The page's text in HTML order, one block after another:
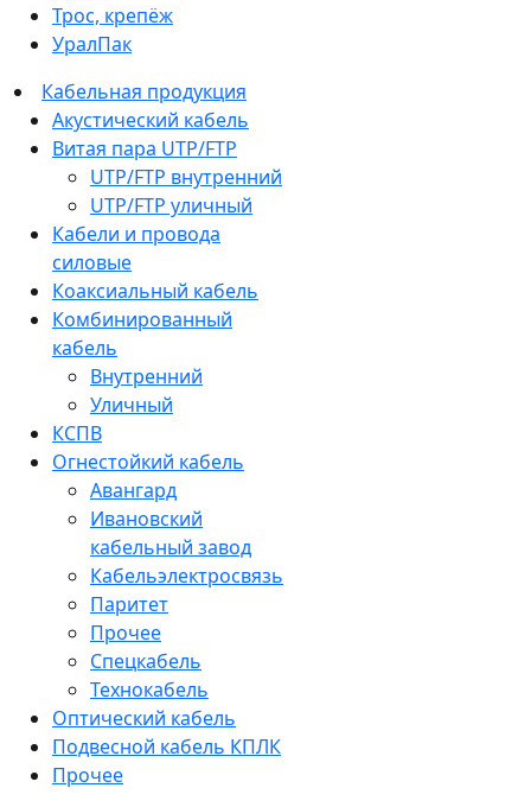
Трос, крепёж
УралПак
Кабельная продукция
Акустический кабель
Витая пара UTP/FTP
UTP/FTP внутренний
UTP/FTP уличный
Кабели и провода
силовые
Коаксиальный кабель
Комбинированный
кабель
Внутренний
Уличный
КСПВ
Огнестойкий кабель
Авангард
Ивановский
кабельный завод
Кабельэлектросвязь
Паритет
Прочее
Спецкабель
Технокабель
Оптический кабель
Подвесной кабель КПЛК
Прочее